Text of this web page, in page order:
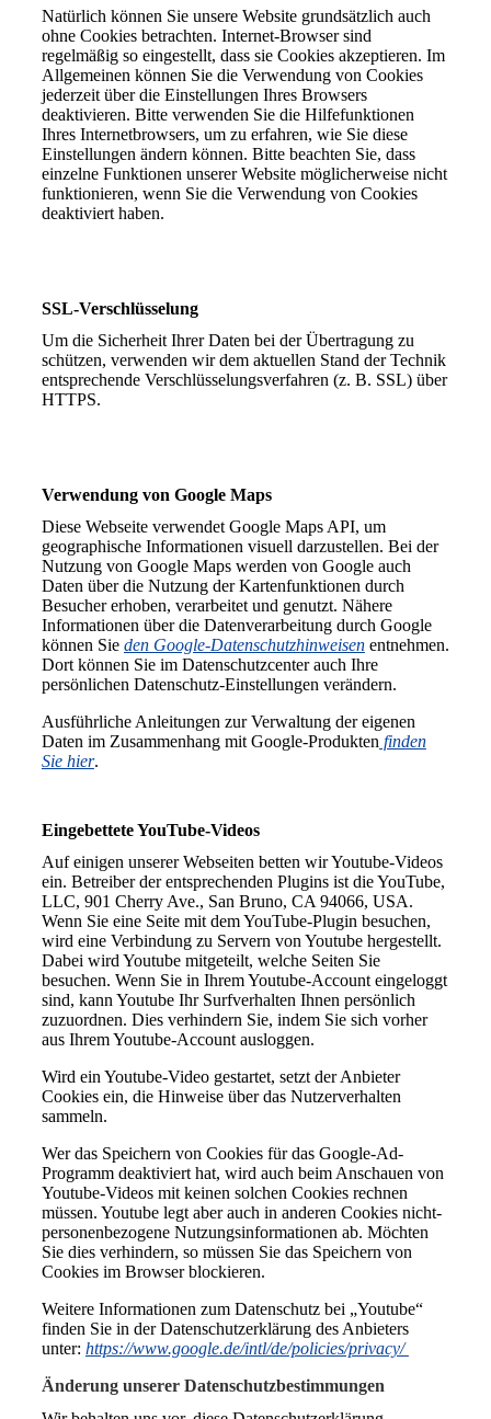
Natürlich können Sie unsere Website grundsätzlich auch
ohne Cookies betrachten. Internet-Browser sind
regelmäßig so eingestellt, dass sie Cookies akzeptieren. Im
Allgemeinen können Sie die Verwendung von Cookies
jederzeit über die Einstellungen Ihres Browsers
deaktivieren. Bitte verwenden Sie die Hilfefunktionen
Ihres Internetbrowsers, um zu erfahren, wie Sie diese
Einstellungen ändern können. Bitte beachten Sie, dass
einzelne Funktionen unserer Website möglicherweise nicht
funktionieren, wenn Sie die Verwendung von Cookies
deaktiviert haben.
SSL-Verschlüsselung
Um die Sicherheit Ihrer Daten bei der Übertragung zu
schützen, verwenden wir dem aktuellen Stand der Technik
entsprechende Verschlüsselungsverfahren (z. B. SSL) über
HTTPS.
Verwendung von Google Maps
Diese Webseite verwendet Google Maps API, um
geographische Informationen visuell darzustellen. Bei der
Nutzung von Google Maps werden von Google auch
Daten über die Nutzung der Kartenfunktionen durch
Besucher erhoben, verarbeitet und genutzt. Nähere
Informationen über die Datenverarbeitung durch Google
können Sie den Google-Datenschutzhinweisenentnehmen.
Dort können Sie im Datenschutzcenter auch Ihre
persönlichen Datenschutz-Einstellungen verändern.
Ausführliche Anleitungen zur Verwaltung der eigenen
Daten im Zusammenhang mit Google-Produkten finden
Sie hier.
Eingebettete YouTube-Videos
Auf einigen unserer Webseiten betten wir Youtube-Videos
ein. Betreiber der entsprechenden Plugins ist die YouTube,
LLC, 901 Cherry Ave., San Bruno, CA 94066, USA.
Wenn Sie eine Seite mit dem YouTube-Plugin besuchen,
wird eine Verbindung zu Servern von Youtube hergestellt.
Dabei wird Youtube mitgeteilt, welche Seiten Sie
besuchen. Wenn Sie in Ihrem Youtube-Account eingeloggt
sind, kann Youtube Ihr Surfverhalten Ihnen persönlich
zuzuordnen. Dies verhindern Sie, indem Sie sich vorher
aus Ihrem Youtube-Account ausloggen.
Wird ein Youtube-Video gestartet, setzt der Anbieter
Cookies ein, die Hinweise über das Nutzerverhalten
sammeln.
Wer das Speichern von Cookies für das Google-Ad-
Programm deaktiviert hat, wird auch beim Anschauen von
Youtube-Videos mit keinen solchen Cookies rechnen
müssen. Youtube legt aber auch in anderen Cookies nicht-
personenbezogene Nutzungsinformationen ab. Möchten
Sie dies verhindern, so müssen Sie das Speichern von
Cookies im Browser blockieren.
Weitere Informationen zum Datenschutz bei „Youtube“
finden Sie in der Datenschutzerklärung des Anbieters
unter: https://www.google.de/intl/de/policies/privacy/
Änderung unserer Datenschutzbestimmungen